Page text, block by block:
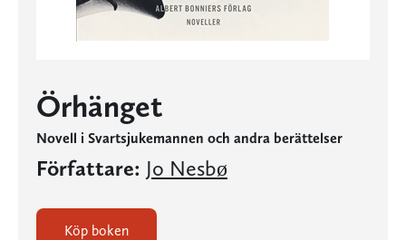
Örhänget
Novell i Svartsjukemannen och andra berättelser
Författare: Jo Nesbø
Köp boken